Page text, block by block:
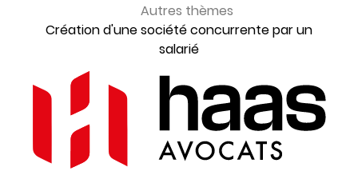
Autres thèmes
Création d'une société concurrente par un
salarié